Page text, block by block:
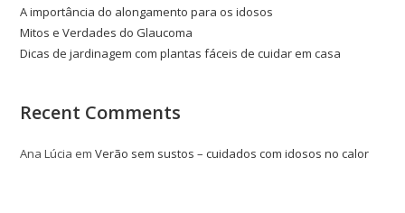
A importância do alongamento para os idosos
Mitos e Verdades do Glaucoma
Dicas de jardinagem com plantas fáceis de cuidar em casa
Recent Comments
Ana Lúcia emVerão sem sustos – cuidados com idosos no calor